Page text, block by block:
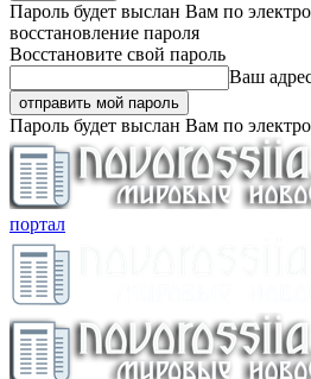
Пароль будет выслан Вам по
восстановление пароля
Восстановите свой пароль
Ваш
Пароль будет выслан Вам по
портал